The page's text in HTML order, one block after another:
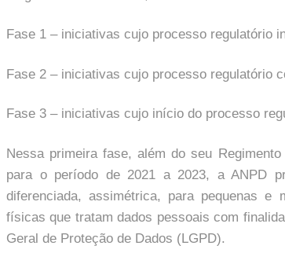
Fase 1 – iniciativas cujo processo regulatório
Fase 2 – iniciativas cujo processo regulatório
Fase 3 – iniciativas cujo início do processo
Nessa primeira fase, além do seu
para o período de 2021 a 2023, a ANPD
diferenciada, assimétrica, para pequenas e
físicas que tratam dados pessoais com
Geral de Proteção de Dados (LGPD).